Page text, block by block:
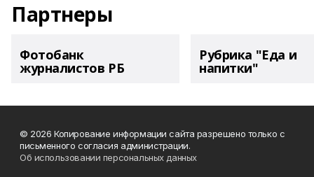
Партнеры
Фотобанк
журналистов РБ
Рубрика "Еда и
напитки"
© 2026 Копирование информации сайта разрешено только с
письменного согласия администрации.
Об использовании персональных данных